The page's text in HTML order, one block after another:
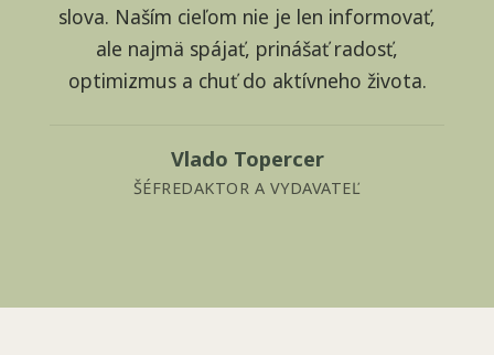
slova. Naším cieľom nie je len informovať,
ale najmä spájať, prinášať radosť,
optimizmus a chuť do aktívneho života.
Vlado Topercer
ŠÉFREDAKTOR A VYDAVATEĽ